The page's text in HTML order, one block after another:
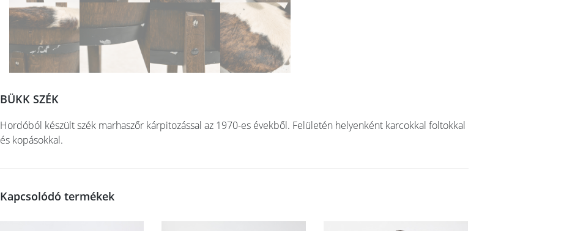
BÜKK SZÉK
Hordóból készült szék marhaszőr kárpitozással az 1970-es évekből. Felületén helyenként karcokkal foltokkal
és kopásokkal.
Kapcsolódó termékek